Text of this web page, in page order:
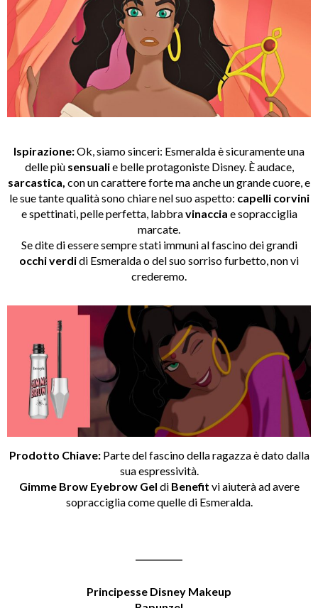
Ispirazione:Ok, siamo sinceri: Esmeralda è sicuramente una
delle più sensualie belle protagoniste Disney. È audace,
sarcastica, con un carattere forte ma anche un grande cuore, e
le sue tante qualità sono chiare nel suo aspetto: capelli corvini
e spettinati, pelle perfetta, labbravinaccia e sopracciglia
marcate.
Se dite di essere sempre stati immuni al fascino dei grandi
occhi verdidi Esmeralda o del suo sorriso furbetto, non vi
crederemo.
Prodotto Chiave: Parte del fascino della ragazza è dato dalla
sua espressività.
Gimme Brow Eyebrow Gel di Benefit vi aiuterà ad avere
sopracciglia come quelle di Esmeralda.
Principesse Disney Makeup